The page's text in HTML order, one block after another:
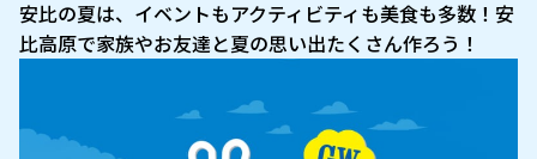
安比の夏は、イベントもアクティビティも美食も多数！安
比高原で家族やお友達と夏の思い出たくさん作ろう！